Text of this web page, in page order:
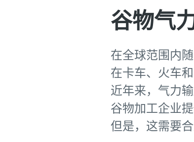
谷物气
在全球范围内
在卡车、火车
近年来，气力
谷物加工企业
但是，这需要